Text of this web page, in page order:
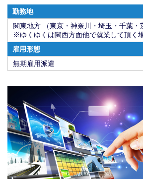
勤務地
関東地方 （東京・神奈川・埼玉・千葉・
※ゆくゆくは関西方面他で就業して頂く
雇用形態
無期雇用派遣